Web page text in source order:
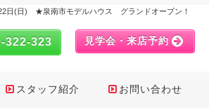
日(日) ★泉南市モデルハウス グランドオープン！
見学会・来店予約
322-323
スタッフ紹介 お問い合わせ